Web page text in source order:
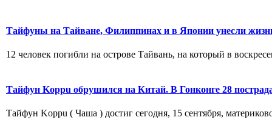
Тайфуны на Тайване, Филиппинах и в Японии унесли
12 человек погибли на острове Тайвань, на который в
Тайфун Koppu обрушился на Китай. В Гонконге 28
Тайфун Koppu ( Чаша ) достиг сегодня, 15 сентября,